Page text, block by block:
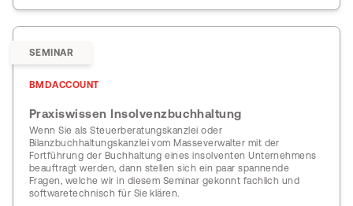
SEMINAR
BMDACCOUNT
Praxiswissen Insolvenzbuchhaltung
Wenn Sie als Steuerberatungskanzlei oder
Bilanzbuchhaltungskanzlei vom Masseverwalter mit der
Fortführung der Buchhaltung eines insolventen Unternehmens
beauftragt werden, dann stellen sich ein paar spannende
Fragen, welche wir in diesem Seminar gekonnt fachlich und
softwaretechnisch für Sie klären.